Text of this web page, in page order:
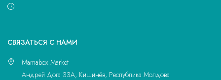
CВЯЗАТЬСЯ С НАМИ
Mamabox Market
Андрей Дога 33A, Кишинёв, Республика Молдова